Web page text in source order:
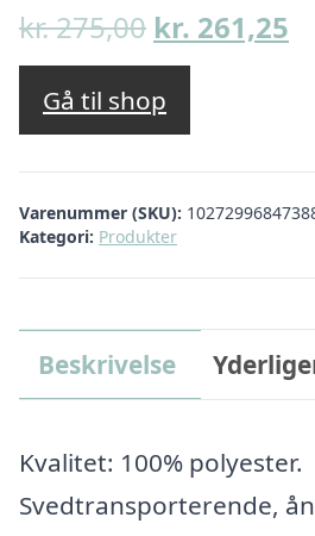
kr.275,00 Den
oprindelige
pris
var:
kr. 275,00.
kr. 261,25
Gå til shop
Varenummer (SKU):
Kategori: Produkter
Beskrivelse
Kvalitet: 100% polyester.
Svedtransporterende,